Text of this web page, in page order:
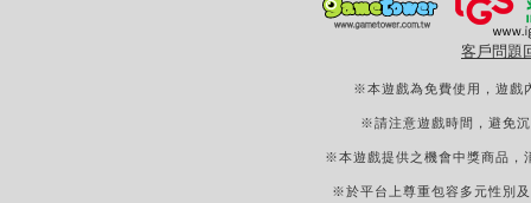
客戶問題
※本遊戲為免費使用，遊戲
※請注意遊戲時間，避免
※本遊戲提供之機會中獎商品，
※於平台上尊重包容多元性別